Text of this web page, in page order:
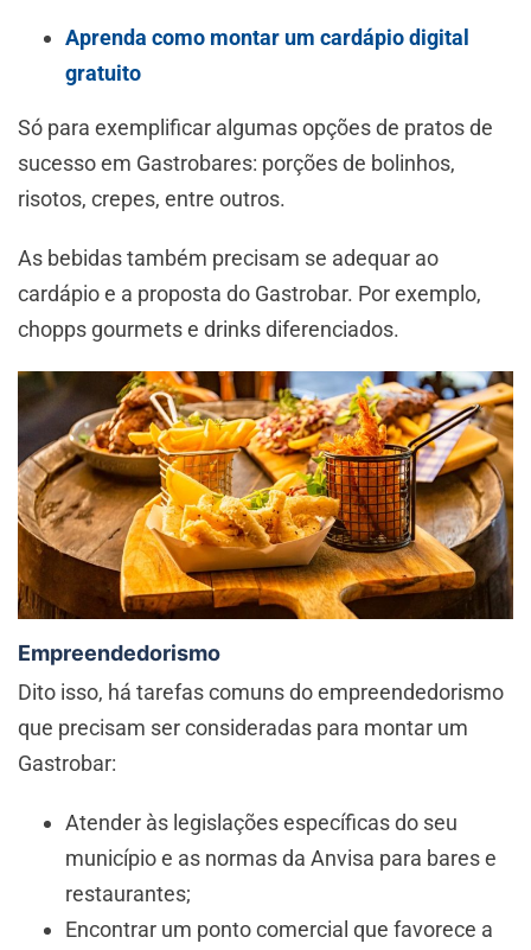
Aprenda como montar um cardápio digital
gratuito
Só para exemplificar algumas opções de pratos de
sucesso em Gastrobares: porções de bolinhos,
risotos, crepes, entre outros.
As bebidas também precisam se adequar ao
cardápio e a proposta do Gastrobar. Por exemplo,
chopps gourmets e drinks diferenciados.
Empreendedorismo
Dito isso, há tarefas comuns do empreendedorismo
que precisam ser consideradas para montar um
Gastrobar:
Atender às legislações específicas do seu
município e as normas da Anvisa para bares e
restaurantes;
Encontrar um ponto comercial que favorece a